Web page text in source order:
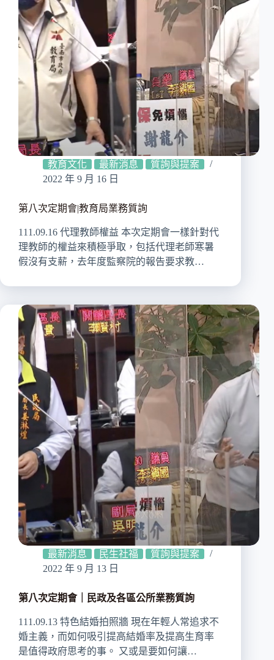
教育文化 最新消息
質詢與提案
2022 年 9 月 16 日
第八次定期會|教育局業務質詢
111.09.16 代理教師權益 本次定期會一樣針對代
理教師的權益來積極爭取，包括代理老師寒暑
假沒有支薪，去年度監察院的報告要求教…
最新消息 民生社福
質詢與提案
2022 年 9 月 13 日
第八次定期會｜民政及各區公所業務質詢
111.09.13 特色結婚拍照牆 現在年輕人常追求不
婚主義，而如何吸引提高結婚率及提高生育率
是值得政府思考的事。 又或是要如何讓…